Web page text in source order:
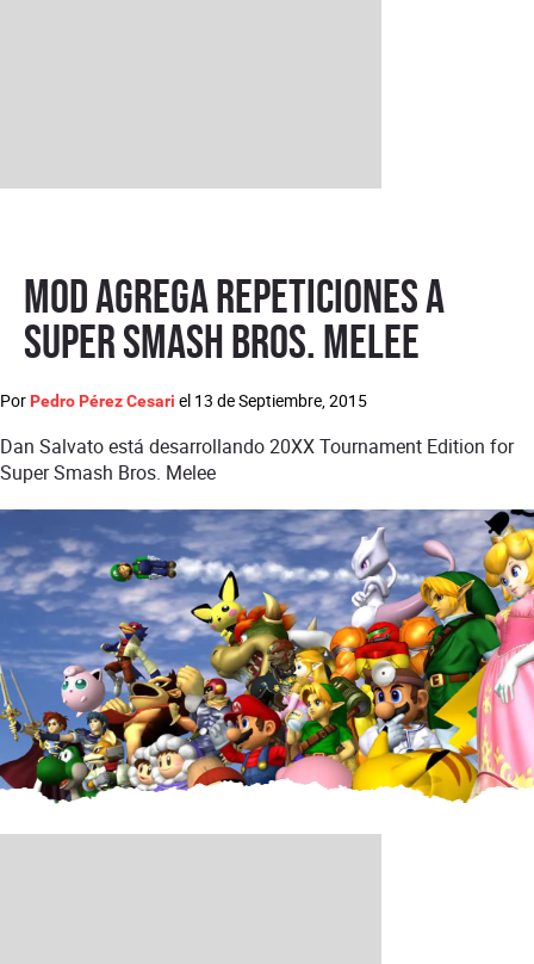
Mod agrega repeticiones a
Super Smash Bros. Melee
Por Pedro Pérez Cesari el 13 de Septiembre, 2015
Dan Salvato está desarrollando 20XX Tournament Edition for
Super Smash Bros. Melee